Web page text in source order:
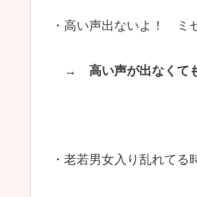
・高い声出ないよ！ ミ
→ 高い声が出なくて
・老若男女入り乱れてる